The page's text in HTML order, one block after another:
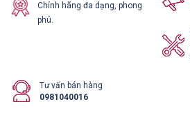
Chính hãng đa dạng, phong
phú.
Tư vấn bán hàng
0981040016